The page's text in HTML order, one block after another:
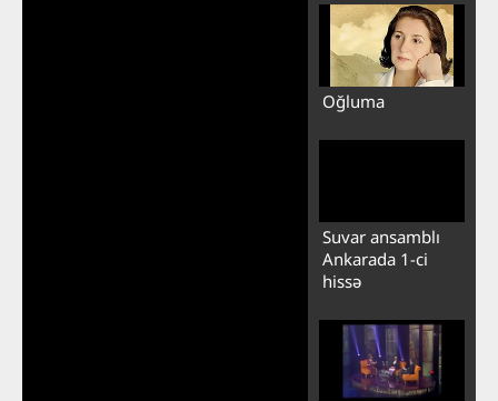
Oğluma
Suvar ansamblı
Ankarada 1-ci
hissə